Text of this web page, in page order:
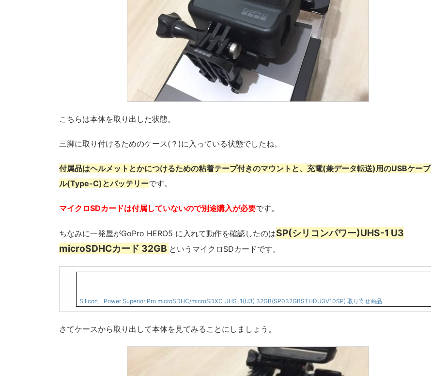
こちらは本体を取り出した状態。
三脚に取り付けるためのケース(？)に入っている状態でしたね。
付属品はヘルメットとかにつけるための粘着テープ付きのマウントと、充電(兼データ転送)用のUSBケーブ
ル(Type-C)とバッテリーです。
マイクロSDカードは付属していないので別途購入が必要です。
ちなみに一発屋がGoPro HERO5 に入れて動作を確認したのはSP(シリコンパワー)UHS-1 U3
microSDHCカード 32GB というマイクロSDカードです。
Silicon Power Superior Pro microSDHC/microSDXC UHS-1(U3) 32GB(SP032GBSTHDU3V10SP) 取り寄せ商品
さてケースから取り出して本体を見てみることにしましょう。